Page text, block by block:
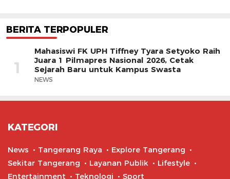
BERITA TERPOPULER
1
Mahasiswi FK UPH Tiffney Tyara Setyoko Raih
Juara 1 Pilmapres Nasional 2026, Cetak
Sejarah Baru untuk Kampus Swasta
NEWS
KATEGORI
News Tangerang Raya
Explore Tangerang
Sekitar Tangerang
Layanan Publik
Lifestyle
Entertainment
Teknologi Sport